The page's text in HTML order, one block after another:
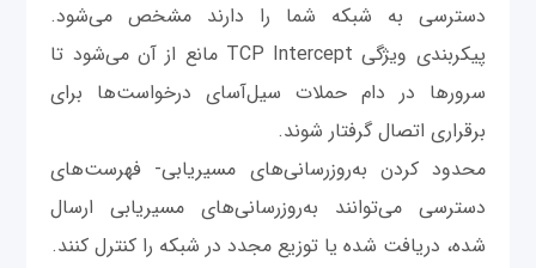
دسترسی به شبکه شما را دارند مشخص می‌شود.
پیکربندی ویژگی TCP Intercept مانع از آن می‌شود تا
سرورها در دام حملات سیل‌آسای درخواست‌ها برای
برقراری اتصال گرفتار شوند.
محدود کردن به‌روزرسانی‌های مسیریابی- فهرست‌های
دسترسی می‌توانند به‌روزرسانی‌های مسیریابی ارسال
شده، دریافت شده یا توزیع مجدد در شبکه را کنترل کنند.